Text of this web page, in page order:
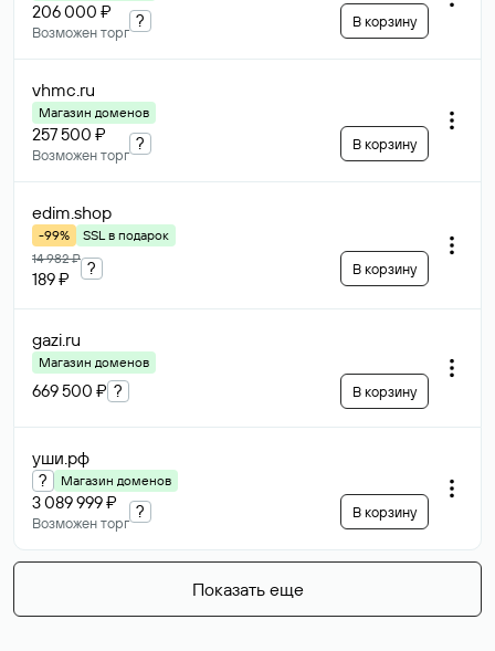
206 000 ₽
Возможен торг
? В корзину
vhmc.ru
Магазин доменов
257 500 ₽
Возможен торг
? В корзину
edim.shop
-99%
SSL в подарок
14 982 ₽
189 ₽
? В корзину
gazi.ru
Магазин доменов
669 500 ₽ ? В корзину
уши.рф
? Магазин доменов
3 089 999 ₽
Возможен торг
? В корзину
Показать еще